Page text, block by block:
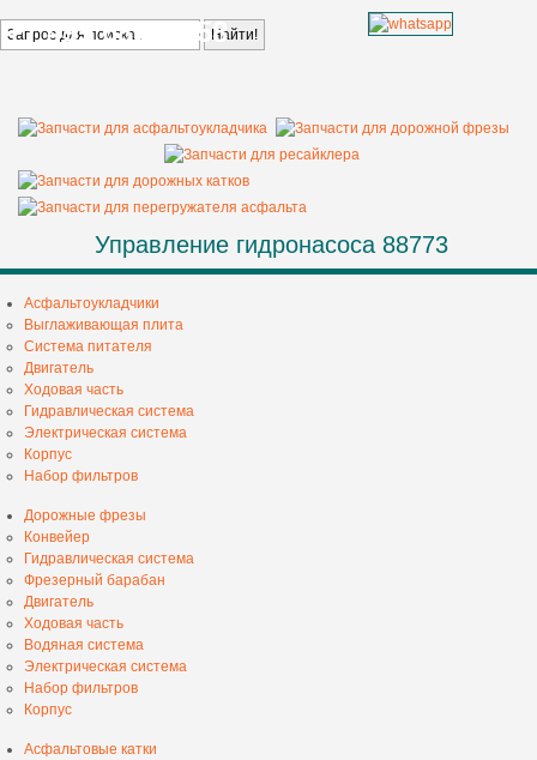
+7 499 685 68 58
Управление гидронасоса 88773
Асфальтоукладчики
Выглаживающая плита
Система питателя
Двигатель
Ходовая часть
Гидравлическая система
Электрическая система
Корпус
Набор фильтров
Дорожные фрезы
Конвейер
Гидравлическая система
Фрезерный барабан
Двигатель
Ходовая часть
Водяная система
Электрическая система
Набор фильтров
Корпус
Асфальтовые катки